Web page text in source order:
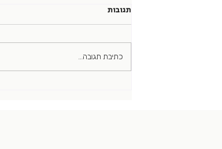
של מי הקריירה הזו ?
תגובות
כתיבת תגובה...